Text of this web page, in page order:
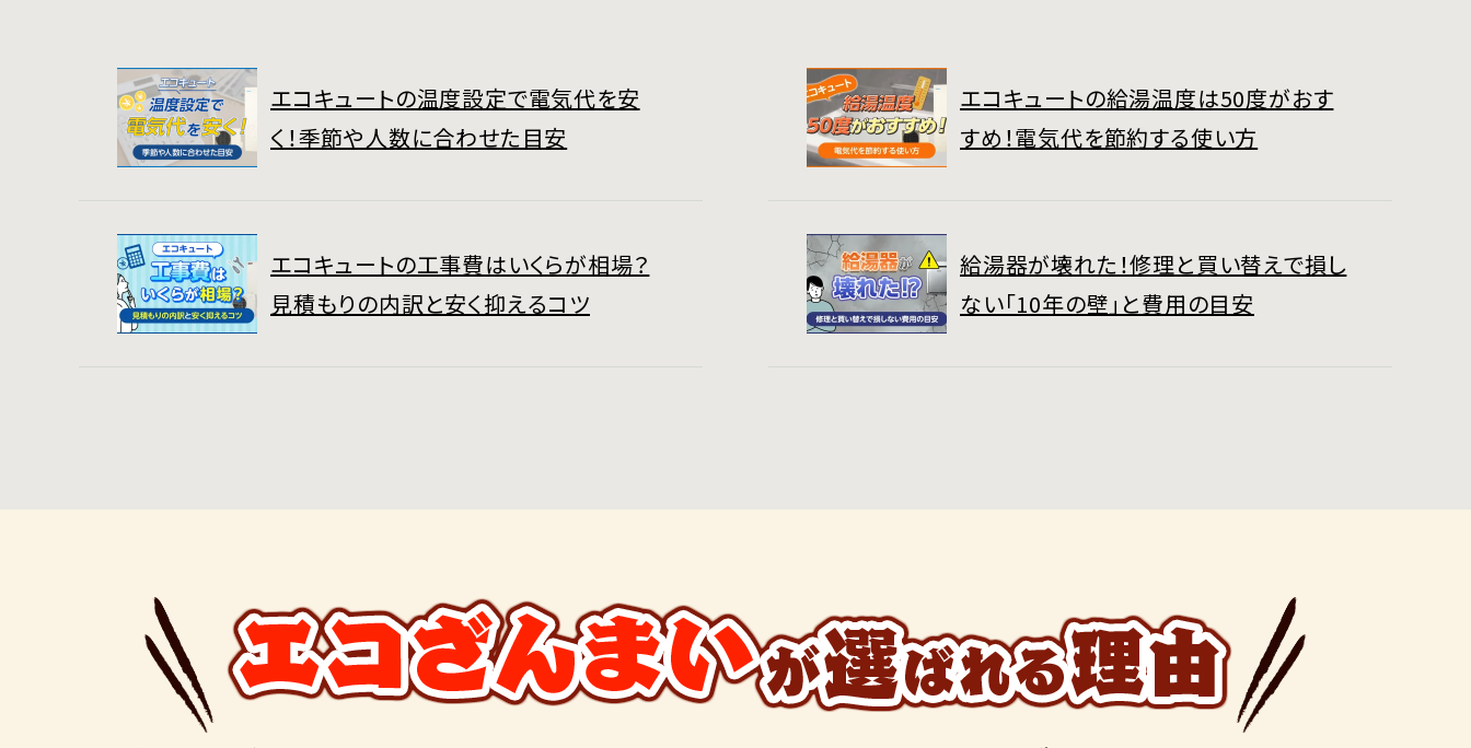
エコキュートの温度設定で電気代を安
く！季節や人数に合わせた目安
エコキュートの給湯温度は50度がおす
すめ！電気代を節約する使い方
エコキュートの工事費はいくらが相場？
見積もりの内訳と安く抑えるコツ
給湯器が壊れた！修理と買い替えで損し
ない「10年の壁」と費用の目安